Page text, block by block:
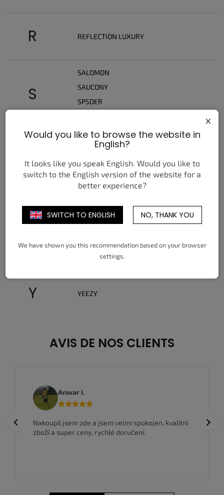
R REFLECTION LUXURY
S
SALOMON
SAUCONY
SP5DER
TIMBERLAND
V VANS
Y YEEZY
AVIS DE NOS CLIENTS
Previous
Anwar I.
Nakoupil jsem zde a jsem velmi spokojen, kvalitní
zboží a super ceny, rychlé doručení.
Next
Would you like to browse the website in
English?
x
It looks like you speak English. Would you like to
switch to the English version of the website for a
better experience?
SWITCH TO ENGLISH NO, THANK YOU
We have shown you this recommendation based on your browser
settings.